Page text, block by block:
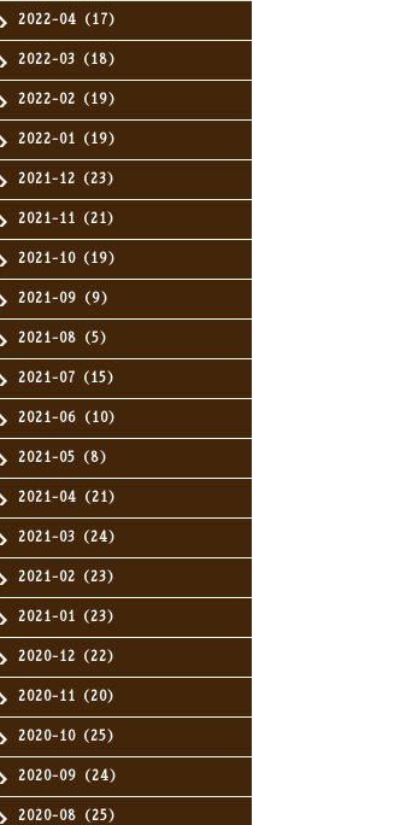
2022-04（17）
2022-03（18）
2022-02（19）
2022-01（19）
2021-12（23）
2021-11（21）
2021-10（19）
2021-09（9）
2021-08（5）
2021-07（15）
2021-06（10）
2021-05（8）
2021-04（21）
2021-03（24）
2021-02（23）
2021-01（23）
2020-12（22）
2020-11（20）
2020-10（25）
2020-09（24）
2020-08（25）